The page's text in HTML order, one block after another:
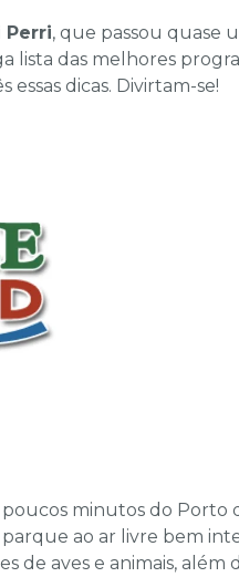
Perri, que passou quase
lista das melhores
dicas. Divirtam-se!
minutos do Porto
ao ar livre bem
de aves e animais, além